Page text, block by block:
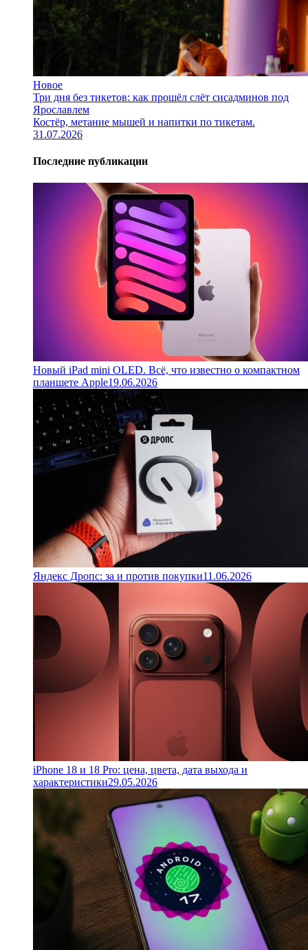
Новое
Три дня без тикетов: как прошёл слёт сисадминов под
Ярославлем
Костёр, метание мышей и напитки по тикетам.
31.07.2026
Последние публикации
Новый iPad mini OLED. Всё, что известно о компактном
планшете Apple19.06.2026
Яндекс Дропс: за и против покупки11.06.2026
iPhone 18 и 18 Pro: цена, цвета, дата выхода и
характеристики29.05.2026